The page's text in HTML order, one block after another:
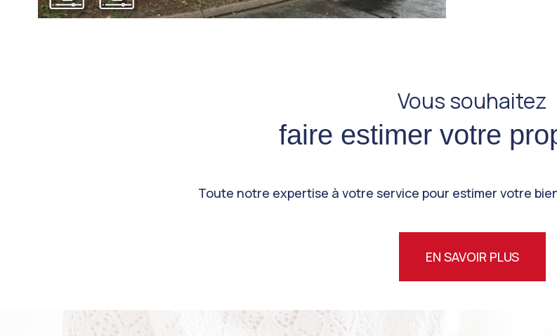
Vous souhaitez
faire estimer votre
Toute notre expertise à votre service pour estimer votre
EN SAVOIR PLUS